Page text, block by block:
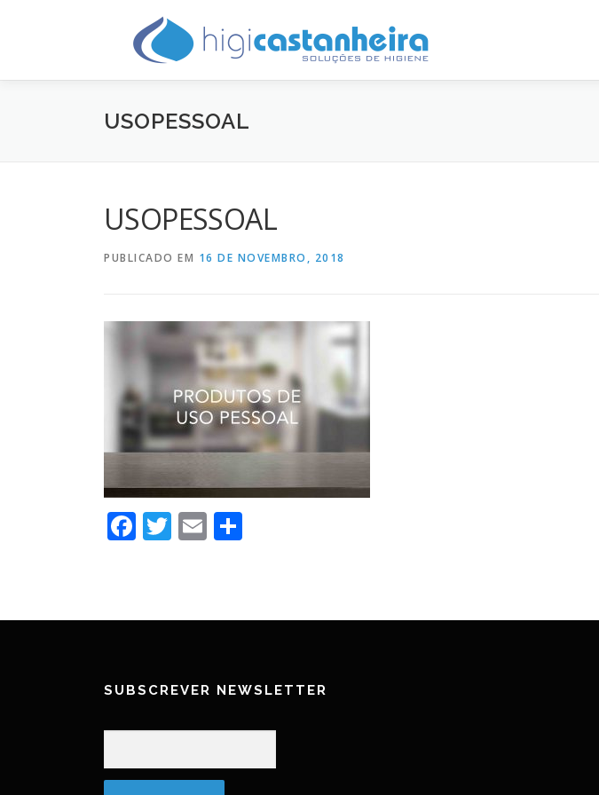
USOPESSOAL
USOPESSOAL
PUBLICADO EM 16 DE NOVEMBRO, 2018
Facebook
Twitter
Email
SUBSCREVER NEWSLETTER